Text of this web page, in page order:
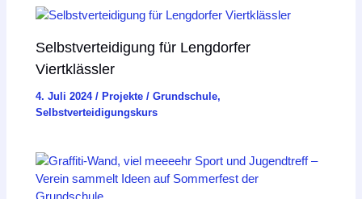
Selbstverteidigung für Lengdorfer
Viertklässler
4. Juli 2024/ Projekte /Grundschule,
Selbstverteidigungskurs